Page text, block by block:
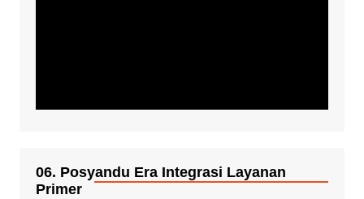
06. Posyandu Era Integrasi Layanan
Primer